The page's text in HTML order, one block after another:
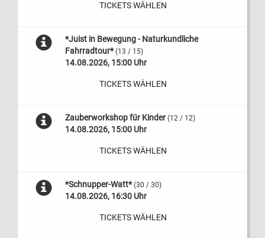
TICKETS WÄHLEN
*Juist in Bewegung - Naturkundliche
Fahrradtour* (13 / 15)
14.08.2026, 15:00 Uhr
TICKETS WÄHLEN
Zauberworkshop für Kinder (12 / 12)
14.08.2026, 15:00 Uhr
TICKETS WÄHLEN
*Schnupper-Watt* (30 / 30)
14.08.2026, 16:30 Uhr
TICKETS WÄHLEN